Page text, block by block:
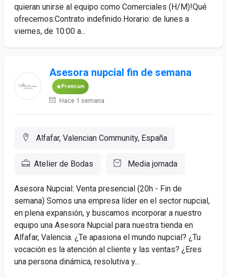
quieran unirse al equipo como Comerciales (H/M)!Qué
ofrecemos:Contrato indefinido.Horario: de lunes a
viernes, de 10:00 a...
Asesora nupcial fin de semana
Premium
Hace 1 semana
Alfafar, Valencian Community, España
Atelier de Bodas Media jornada
Asesora Nupcial: Venta presencial (20h - Fin de
semana) Somos una empresa líder en el sector nupcial,
en plena expansión, y buscamos incorporar a nuestro
equipo una Asesora Nupcial para nuestra tienda en
Alfafar, Valencia. ¿Te apasiona el mundo nupcial? ¿Tu
vocación es la atención al cliente y las ventas? ¿Eres
una persona dinámica, resolutiva y...